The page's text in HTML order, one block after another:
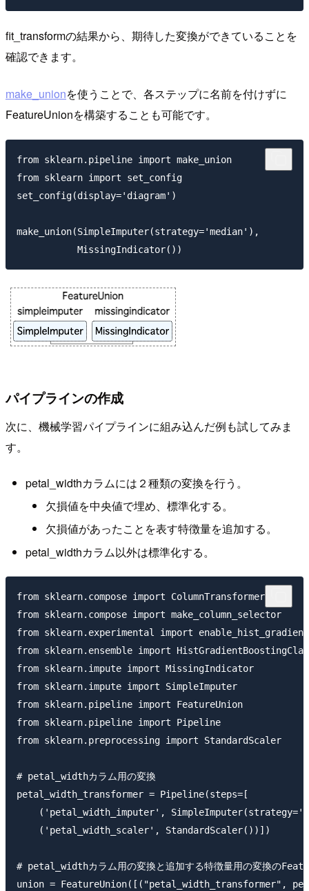
fit_transformの結果から、期待した変換ができていることを
確認できます。
make_unionを使うことで、各ステップに名前を付けずに
FeatureUnionを構築することも可能です。
from sklearn.pipeline import make_union
from sklearn import set_config
set_config(display='diagram')
make_union(SimpleImputer(strategy='median'),
パイプラインの作成
次に、機械学習パイプラインに組み込んだ例も試してみま
す。
petal_widthカラムには２種類の変換を行う。
欠損値を中央値で埋め、標準化する。
欠損値があったことを表す特徴量を追加する。
petal_widthカラム以外は標準化する。
from sklearn.compose import ColumnTransformer
from sklearn.compose import make_column_selector
from sklearn.experimental import
from sklearn.ensemble import
from sklearn.impute import MissingIndicator
from sklearn.impute import SimpleImputer
from sklearn.pipeline import FeatureUnion
from sklearn.pipeline import Pipeline
from sklearn.preprocessing import StandardScaler
# petal_widthカラム用の変換
petal_width_transformer = Pipeline(steps=[
('petal_width_imputer',
    ('petal_width_scaler', StandardScaler())])
# petal_widthカラム用の変換と追加する特徴量用の変換の
union = FeatureUnion([("petal_width_transformer",